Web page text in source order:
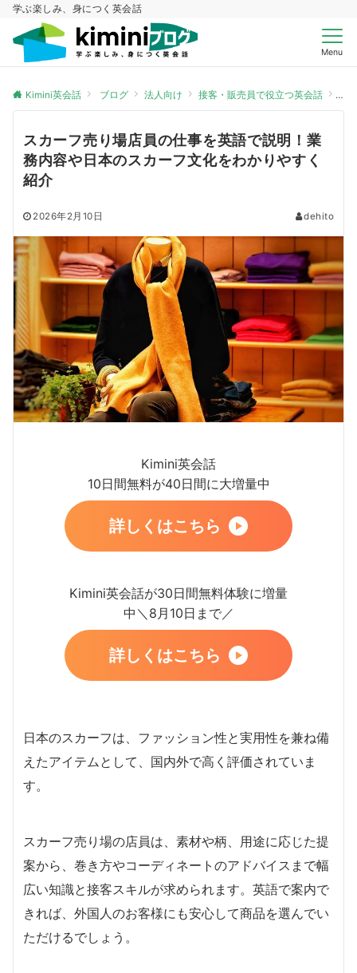
学ぶ楽しみ、身につく英会話
Menu
Kimini英会話 ブログ 法人向け 接客・販売員で役立つ英会話 ス
スカーフ売り場店員の仕事を英語で説明！業
務内容や日本のスカーフ文化をわかりやすく
紹介
2026年2月10日 dehito
Kimini英会話
10日間無料が40日間に大増量中
詳しくはこちら
Kimini英会話が30日間無料体験に増量
中＼8月10日まで／
詳しくはこちら
日本のスカーフは、ファッション性と実用性を兼ね備
えたアイテムとして、国内外で高く評価されていま
す。
スカーフ売り場の店員は、素材や柄、用途に応じた提
案から、巻き方やコーディネートのアドバイスまで幅
広い知識と接客スキルが求められます。英語で案内で
きれば、外国人のお客様にも安心して商品を選んでい
ただけるでしょう。